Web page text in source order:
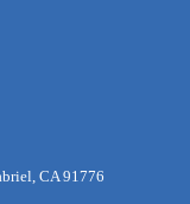
CA 91776